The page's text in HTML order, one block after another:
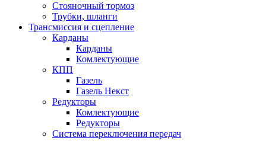
Стояночный тормоз
Трубки, шланги
Трансмиссия и сцепление
Карданы
Карданы
Комлектующие
КПП
Газель
Газель Некст
Редукторы
Комлектующие
Редукторы
Система переключения передач